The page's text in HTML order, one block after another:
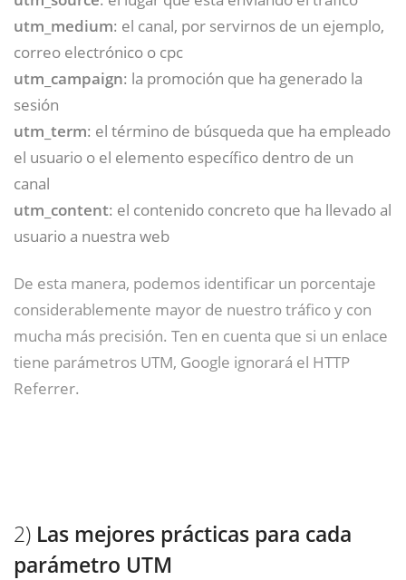
utm_medium: el canal, por servirnos de un ejemplo,
correo electrónico o cpc
utm_campaign: la promoción que ha generado la
sesión
utm_term: el término de búsqueda que ha empleado
el usuario o el elemento específico dentro de un
canal
utm_content: el contenido concreto que ha llevado al
usuario a nuestra web
De esta manera, podemos identificar un porcentaje
considerablemente mayor de nuestro tráfico y con
mucha más precisión. Ten en cuenta que si un enlace
tiene parámetros UTM, Google ignorará el HTTP
Referrer.
2) Las mejores prácticas para cada
parámetro UTM